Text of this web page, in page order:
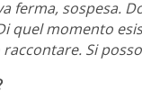
ferma, sospesa.
quel momento
Si